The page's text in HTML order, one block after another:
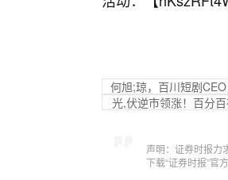
何旭;琼，百川短剧
光,伏逆市领涨！百分
声明：证券时报力
下载“证券时报”官